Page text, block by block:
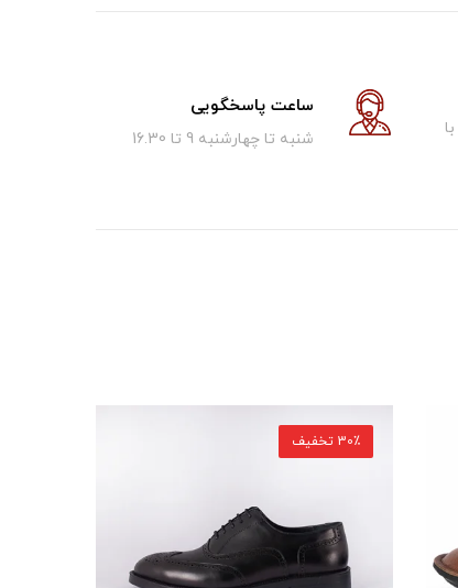
روز با
ساعت پاسخگویی
شنبه تا چهارشنبه 9 تا 16.30
30٪ تخفیف